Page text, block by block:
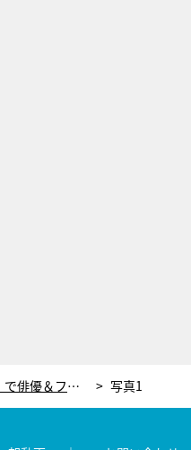
古屋呂敏、ドラマ『東京タワー』で俳優＆フォトグラファーに！“透”永瀬廉を美しく激写 写真1